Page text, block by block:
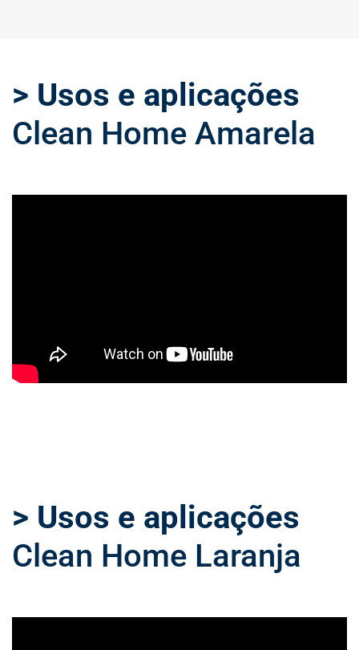
> Usos e aplicações
Clean Home Amarela
> Usos e aplicações
Clean Home Laranja